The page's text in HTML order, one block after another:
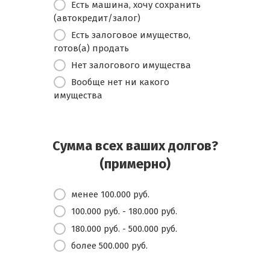
Есть машина, хочу сохранить
(автокредит/залог)
Есть залоговое имущество,
готов(а) продать
Нет залогового имущества
Вообще нет ни какого
имущества
Сумма всех ваших долгов?
(примерно)
менее 100.000 руб.
100.000 руб. - 180.000 руб.
180.000 руб. - 500.000 руб.
более 500.000 руб.